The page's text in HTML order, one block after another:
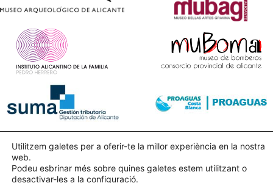
Utilitzem galetes per a oferir-te la millor experiència en la nostra
web.
Podeu esbrinar més sobre quines galetes estem utilitzant o
desactivar-les a la configuració.